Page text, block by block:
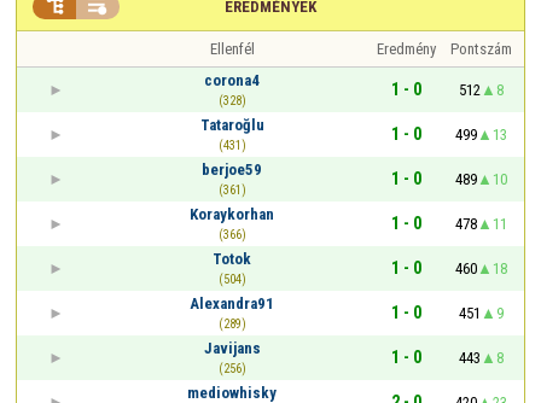
EREDMÉNYEK
 
Ellenfél Eredmény
Pontszám
corona4
(328)
1 - 0 512
8
Tataroğlu
(431)
1 - 0 499
13
berjoe59
(361)
1 - 0 489
10
Koraykorhan
(366)
1 - 0 478
11
Totok
(504)
1 - 0 460
18
Alexandra91
(289)
1 - 0 451
9
Javijans
(256)
1 - 0 443
8
mediowhisky